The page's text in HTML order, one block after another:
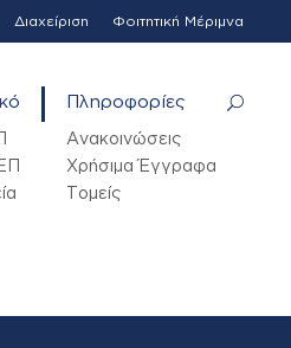
Διαχείριση Φοιτητική Μέριμνα
Πληροφορίες
Ανακοινώσεις
Χρήσιμα Έγγραφα
Τομείς